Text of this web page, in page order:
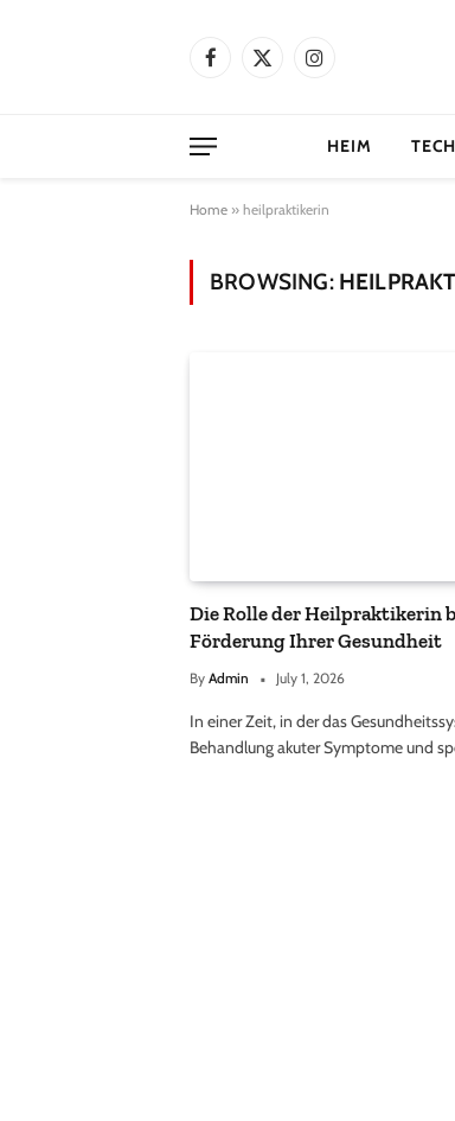
Facebook
X
Instagram
HEIM
Home » heilpraktikerin
BROWSING:
Die Rolle der Heilpraktikerin
Förderung Ihrer Gesundheit
By Admin July 1, 2026
In einer Zeit, in der das
Behandlung akuter Symptome und